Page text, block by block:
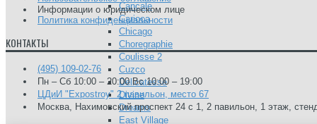
Cancale
Carioca
Chicago
Choregraphie
Coulisse 2
Cuzco
Delicatesse
Divine
Dreams
East Village
Информации о юридическом лице
Политика конфиденциальности
КОНТАКТЫ
(495) 109-02-76
Пн – Сб 10:00 – 20:00 Вс 10:00 – 19:00
ЦДиИ "Expostroy" 2 павильон, место 67
Москва, Нахимовский проспект 24 с 1, 2 павильон, 1 этаж,